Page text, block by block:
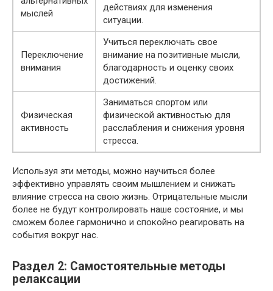
мыслей
действиях для изменения
ситуации.
Переключение
внимания
Учиться переключать свое
внимание на позитивные мысли,
благодарность и оценку своих
достижений.
Физическая
активность
Заниматься спортом или
физической активностью для
расслабления и снижения уровня
стресса.
Используя эти методы, можно научиться более
эффективно управлять своим мышлением и снижать
влияние стресса на свою жизнь. Отрицательные мысли
более не будут контролировать наше состояние, и мы
сможем более гармонично и спокойно реагировать на
события вокруг нас.
Раздел 2: Самостоятельные методы
релаксации